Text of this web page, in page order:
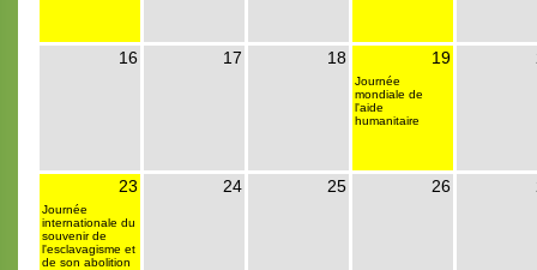
16 17 18 19
Journée
mondiale de
l'aide
humanitaire
23
Journée
internationale du
souvenir de
l'esclavagisme et
de son abolition
24 25 26